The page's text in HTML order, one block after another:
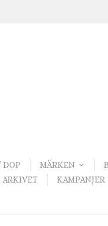
DOP MÄRKEN
ARKIVET KAMPANJER